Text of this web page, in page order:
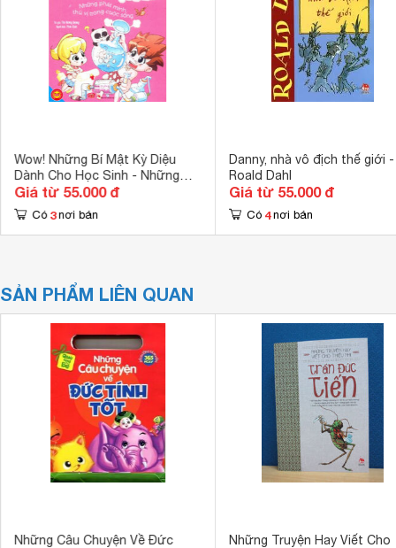
Wow! Những Bí Mật Kỳ Diệu
Dành Cho Học Sinh - Những
Phát Minh Thú Vị Trong Cuộc
Sống
Giá từ 55.000 đ
Có 3 nơi bán
Danny, nhà vô địch thế giới -
Roald Dahl
Giá từ 55.000 đ
Có 4 nơi bán
SẢN PHẨM LIÊN QUAN
Những Câu Chuyện Về Đức
Những Truyện Hay Viết Cho